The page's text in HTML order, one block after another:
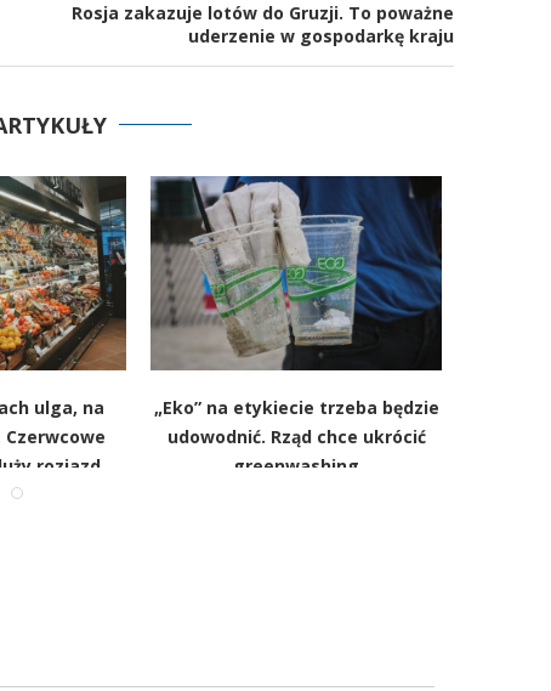
Rosja zakazuje lotów do Gruzji. To poważne
uderzenie w gospodarkę kraju
ulga, na
rozjazd
„Eko” na etykiecie trzeba będzie
udowodnić. Rząd chce ukrócić
greenwashing